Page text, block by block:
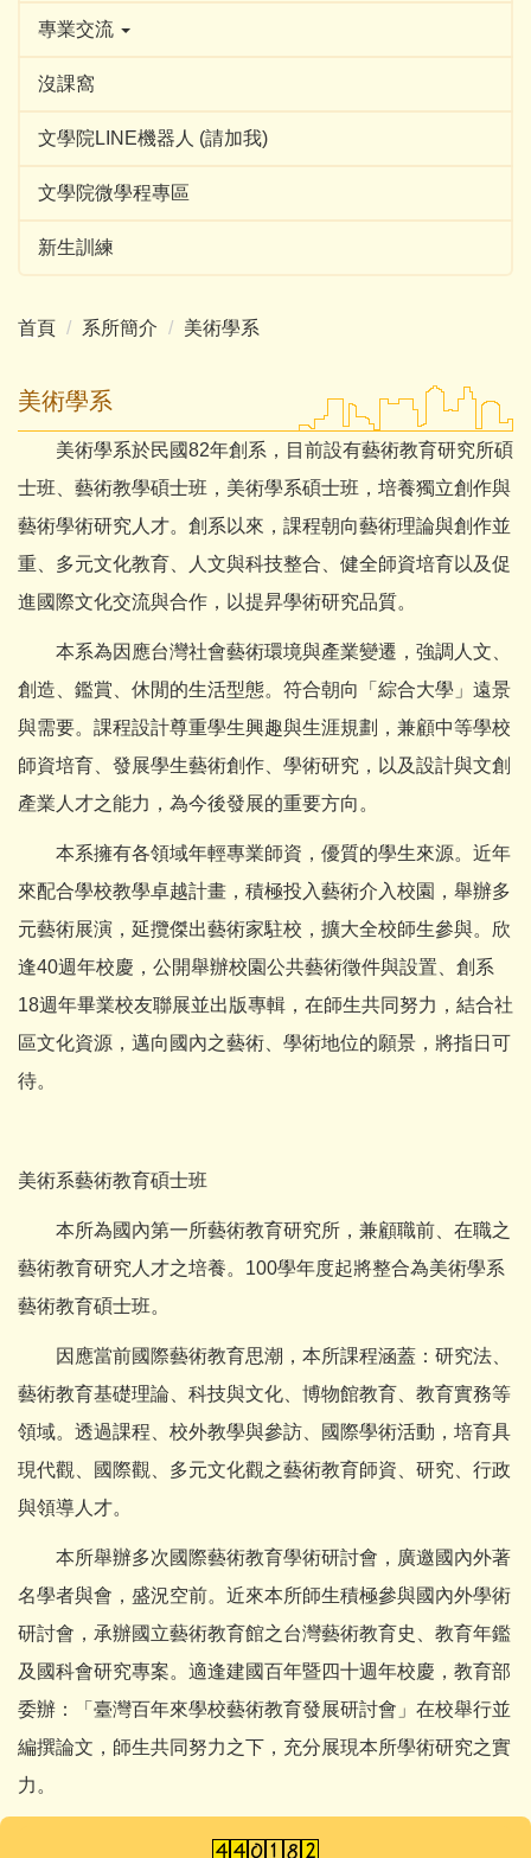
專業交流
沒課窩
文學院LINE機器人 (請加我)
文學院微學程專區
新生訓練
首頁 系所簡介 美術學系
美術學系
美術學系於民國82年創系，目前設有藝術教育研究所碩
士班、藝術教學碩士班，美術學系碩士班，培養獨立創作與
藝術學術研究人才。創系以來，課程朝向藝術理論與創作並
重、多元文化教育、人文與科技整合、健全師資培育以及促
進國際文化交流與合作，以提昇學術研究品質。
本系為因應台灣社會藝術環境與產業變遷，強調人文、
創造、鑑賞、休閒的生活型態。符合朝向「綜合大學」遠景
與需要。課程設計尊重學生興趣與生涯規劃，兼顧中等學校
師資培育、發展學生藝術創作、學術研究，以及設計與文創
產業人才之能力，為今後發展的重要方向。
本系擁有各領域年輕專業師資，優質的學生來源。近年
來配合學校教學卓越計畫，積極投入藝術介入校園，舉辦多
元藝術展演，延攬傑出藝術家駐校，擴大全校師生參與。欣
逢40週年校慶，公開舉辦校園公共藝術徵件與設置、創系
18週年畢業校友聯展並出版專輯，在師生共同努力，結合社
區文化資源，邁向國內之藝術、學術地位的願景，將指日可
待。
美術系藝術教育碩士班
本所為國內第一所藝術教育研究所，兼顧職前、在職之
藝術教育研究人才之培養。100學年度起將整合為美術學系
藝術教育碩士班。
因應當前國際藝術教育思潮，本所課程涵蓋：研究法、
藝術教育基礎理論、科技與文化、博物館教育、教育實務等
領域。透過課程、校外教學與參訪、國際學術活動，培育具
現代觀、國際觀、多元文化觀之藝術教育師資、研究、行政
與領導人才。
本所舉辦多次國際藝術教育學術研討會，廣邀國內外著
名學者與會，盛況空前。近來本所師生積極參與國內外學術
研討會，承辦國立藝術教育館之台灣藝術教育史、教育年鑑
及國科會研究專案。適逢建國百年暨四十週年校慶，教育部
委辦：「臺灣百年來學校藝術教育發展研討會」在校舉行並
編撰論文，師生共同努力之下，充分展現本所學術研究之實
力。